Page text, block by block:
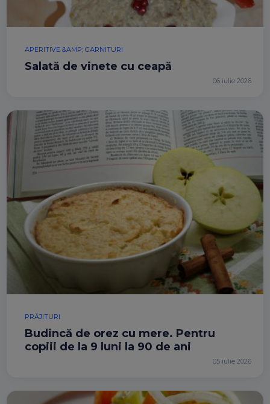
APERITIVE &AMP; GARNITURI
Salată de vinete cu ceapă
06 iulie 2026
PRĂJITURI
Budincă de orez cu mere. Pentru
copiii de la 9 luni la 90 de ani
05 iulie 2026